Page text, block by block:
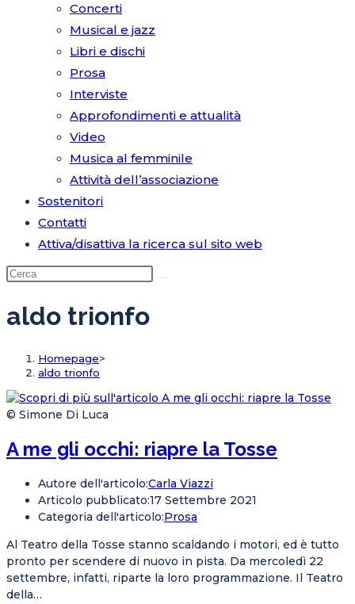
Concerti
Musical e jazz
Libri e dischi
Prosa
Interviste
Approfondimenti e attualità
Video
Musica al femminile
Attività dell’associazione
Sostenitori
Contatti
Attiva/disattiva la ricerca sul sito web
aldo trionfo
Homepage>
aldo trionfo
© Simone Di Luca
A me gli occhi: riapre la Tosse
Autore dell'articolo:Carla Viazzi
Articolo pubblicato:17 Settembre 2021
Categoria dell'articolo:Prosa
Al Teatro della Tosse stanno scaldando i motori, ed è tutto
pronto per scendere di nuovo in pista. Da mercoledì 22
settembre, infatti, riparte la loro programmazione. Il Teatro
della…